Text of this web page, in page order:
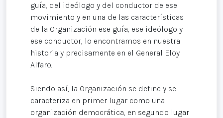
guía, del ideólogo y del conductor de ese
movimiento y en una de las características
de la Organización ese guía, ese ideólogo y
ese conductor, lo encontramos en nuestra
historia y precisamente en el General Eloy
Alfaro.
Siendo así, la Organización se define y se
caracteriza en primer lugar como una
organización democrática, en segundo lugar